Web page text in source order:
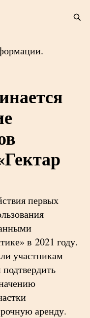
первых
в 2021 году.
участникам
аренду.